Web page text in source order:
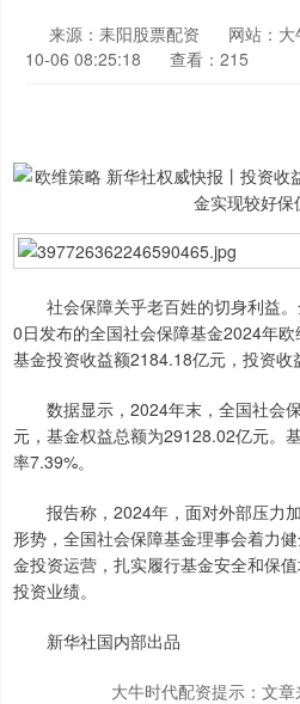
来源：耒阳股票配资 网站：
10-06 08:25:18
查看：215
社会保障关乎老百姓的切身利益。
0日发布的全国社会保障基金2024年
基金投资收益额2184.18亿元，投资收
数据显示，2024年末，全国社会
元，基金权益总额为29128.02亿元。
率7.39%。
报告称，2024年，面对外部压力
形势，全国社会保障基金理事会着力
金投资运营，扎实履行基金安全和保
投资业绩。
新华社国内部出品
大牛时代配资提示：文章